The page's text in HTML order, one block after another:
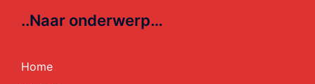
..Naar onderwerp…
Home